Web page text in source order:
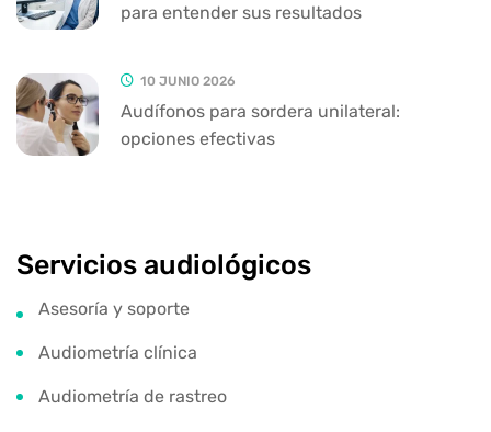
para entender sus resultados
10 JUNIO 2026
Audífonos para sordera unilateral:
opciones efectivas
Servicios audiológicos
Asesoría y soporte
Audiometría clínica
Audiometría de rastreo